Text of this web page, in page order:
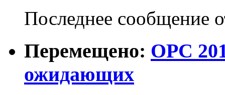
Последнее сообщение
Перемещено: OPC
ожидающих